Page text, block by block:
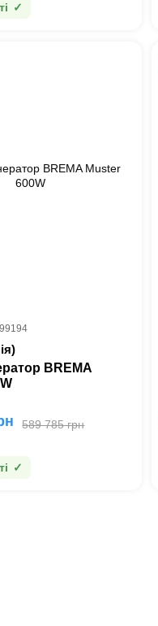
BREMA
589 785 грн